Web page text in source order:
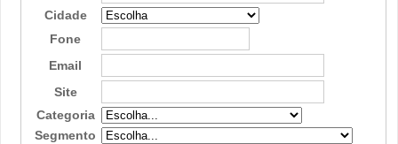
Cidade
Fone
Email
Site
Categoria
Segmento